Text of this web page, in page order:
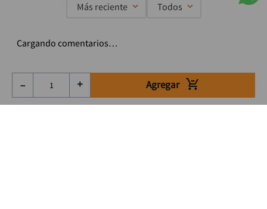
＋
－ Agregar
Más reciente Todos
Cargando comentarios…
Suscríbete a nuestro Newsletter